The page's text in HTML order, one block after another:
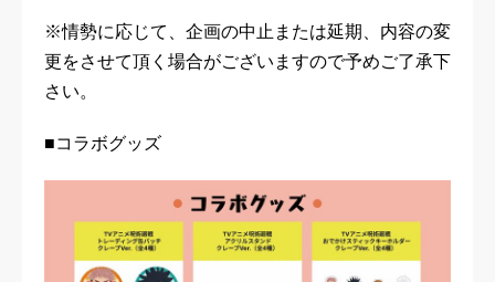
※情勢に応じて、企画の中止または延期、内容の変
更をさせて頂く場合がございますので予めご了承下
さい。
■コラボグッズ